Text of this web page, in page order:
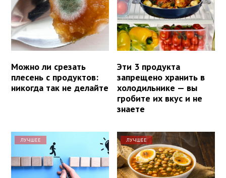
Можно ли срезать
плесень с продуктов:
никогда так не делайте
Эти 3 продукта
запрещено хранить в
холодильнике — вы
гробите их вкус и не
знаете
ЛУЧШЕЕ ЛУЧШЕЕ